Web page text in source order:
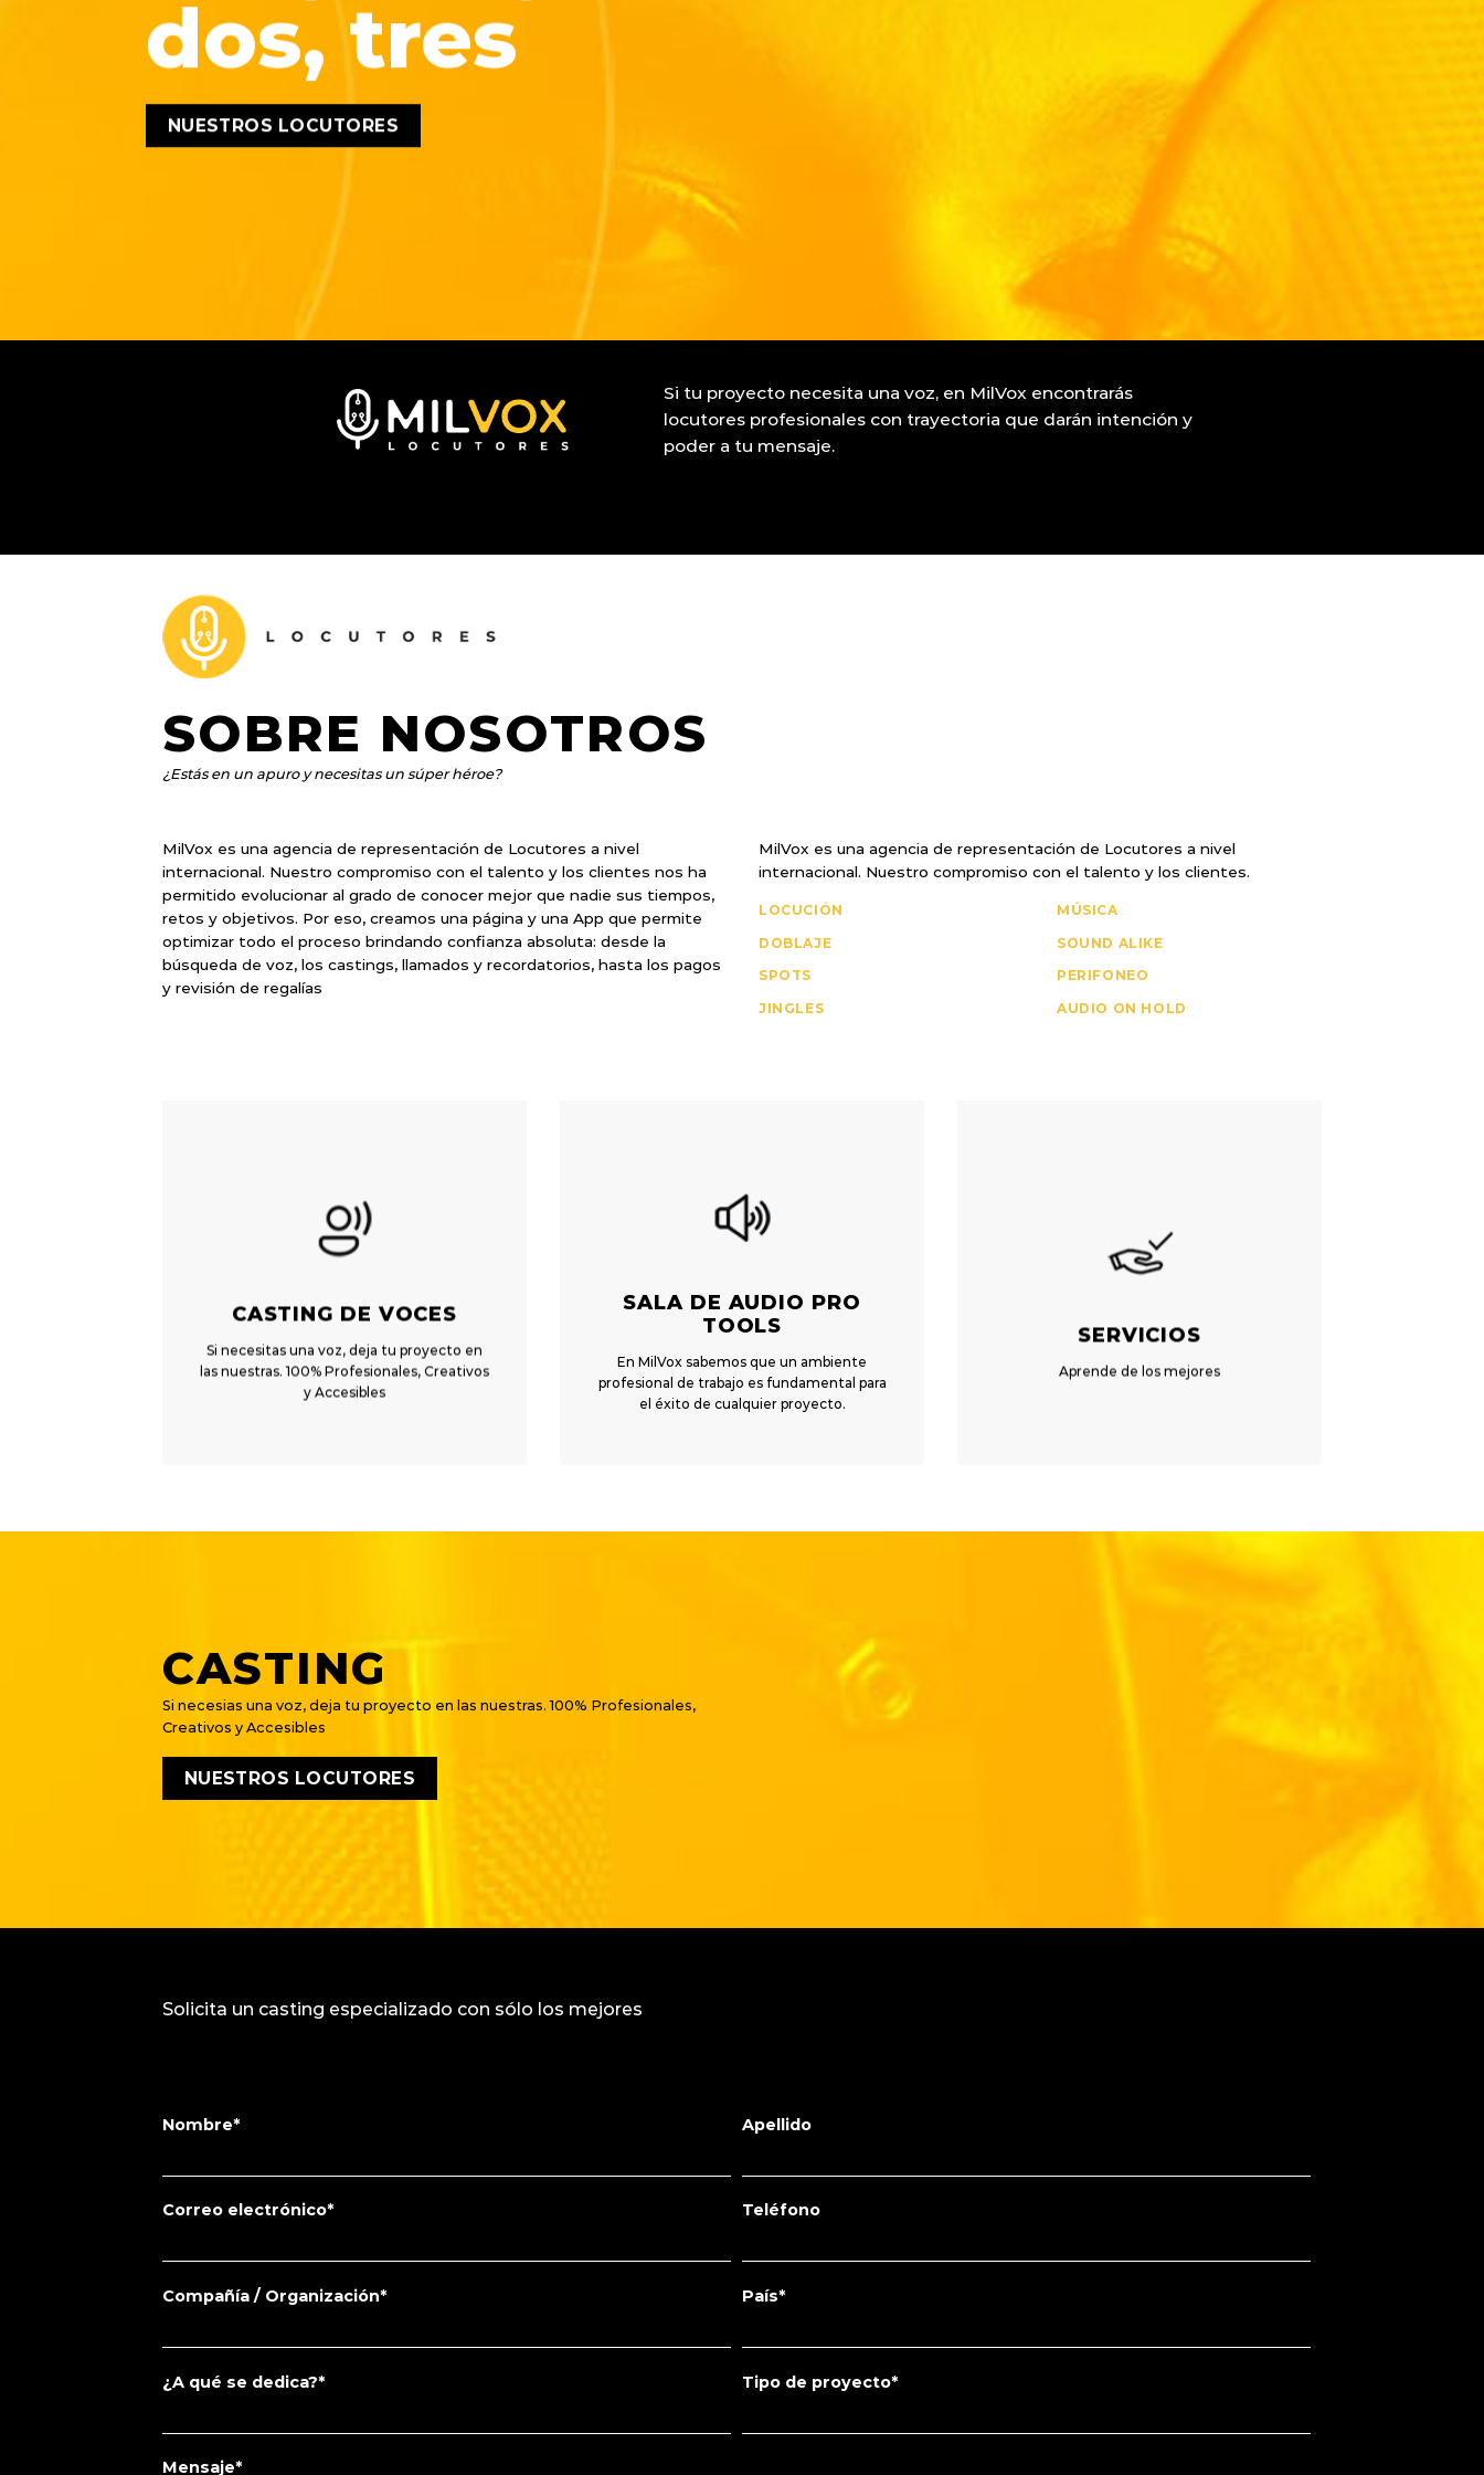
dos, tres
NUESTROS LOCUTORES
Si tu proyecto necesita una voz, en MilVox encontrarás
locutores profesionales con trayectoria que darán intención y
poder a tu mensaje.
SOBRE NOSOTROS
¿Estás en un apuro y necesitas un súper héroe?
MilVox es una agencia de representación de Locutores a nivel
internacional. Nuestro compromiso con el talento y los clientes nos ha
permitido evolucionar al grado de conocer mejor que nadie sus tiempos,
retos y objetivos. Por eso, creamos una página y una App que permite
optimizar todo el proceso brindando confianza absoluta: desde la
búsqueda de voz, los castings, llamados y recordatorios, hasta los pagos
y revisión de regalías
MilVox es una agencia de representación de Locutores a nivel
internacional. Nuestro compromiso con el talento y los clientes.
LOCUCIÓN
DOBLAJE
SPOTS
JINGLES
MÚSICA
SOUND ALIKE
PERIFONEO
AUDIO ON HOLD
CASTING DE VOCES
Si necesitas una voz, deja tu proyecto en
las nuestras. 100% Profesionales, Creativos
y Accesibles
SALA DE AUDIO PRO
TOOLS
En MilVox sabemos que un ambiente
profesional de trabajo es fundamental para
el éxito de cualquier proyecto.
SERVICIOS
Aprende de los mejores
CASTING
Si necesias una voz, deja tu proyecto en las nuestras. 100% Profesionales,
Creativos y Accesibles
NUESTROS LOCUTORES
Solicita un casting especializado con sólo los mejores
Nombre*
Correo electrónico*
Compañía / Organización*
¿A qué se dedica?*
Mensaje*
Apellido
Teléfono
País*
Tipo de proyecto*